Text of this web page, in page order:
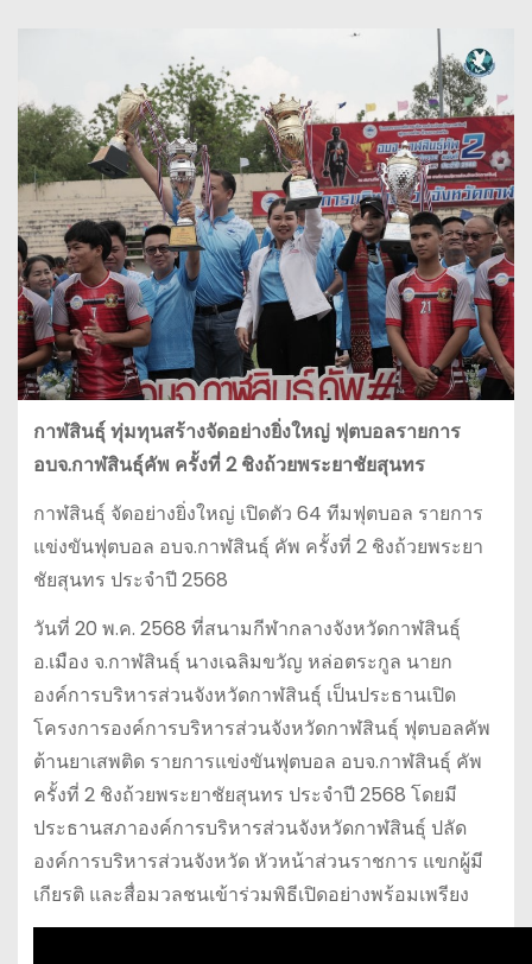
กาฬสินธุ์ ทุ่มทุนสร้างจัดอย่างยิ่งใหญ่ ฟุตบอลรายการ
อบจ.กาฬสินธุ์คัพ ครั้งที่ 2 ชิงถ้วยพระยาชัยสุนทร
กาฬสินธุ์ จัดอย่างยิ่งใหญ่ เปิดตัว 64 ทีมฟุตบอล รายการ
แข่งขันฟุตบอล อบจ.กาฬสินธุ์ คัพ ครั้งที่ 2 ชิงถ้วยพระยา
ชัยสุนทร ประจำปี 2568
วันที่ 20 พ.ค. 2568 ที่สนามกีฬากลางจังหวัดกาฬสินธุ์
อ.เมือง จ.กาฬสินธุ์ นางเฉลิมขวัญ หล่อตระกูล นายก
องค์การบริหารส่วนจังหวัดกาฬสินธุ์ เป็นประธานเปิด
โครงการองค์การบริหารส่วนจังหวัดกาฬสินธุ์ ฟุตบอลคัพ
ต้านยาเสพติด รายการแข่งขันฟุตบอล อบจ.กาฬสินธุ์ คัพ
ครั้งที่ 2 ชิงถ้วยพระยาชัยสุนทร ประจำปี 2568 โดยมี
ประธานสภาองค์การบริหารส่วนจังหวัดกาฬสินธุ์ ปลัด
องค์การบริหารส่วนจังหวัด หัวหน้าส่วนราชการ แขกผู้มี
เกียรติ และสื่อมวลชนเข้าร่วมพิธีเปิดอย่างพร้อมเพรียง